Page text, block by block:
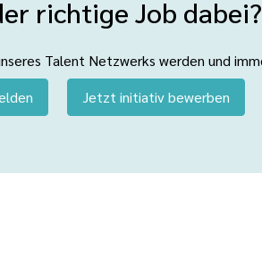
richtige Job dabei?
Talent Netzwerks werden und
Jetzt initiativ bewerben